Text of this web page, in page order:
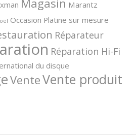
Marantz
Occasion Platine sur mesure
Réparateur
Réparation Hi-Fi
du disque
VenteVente produit